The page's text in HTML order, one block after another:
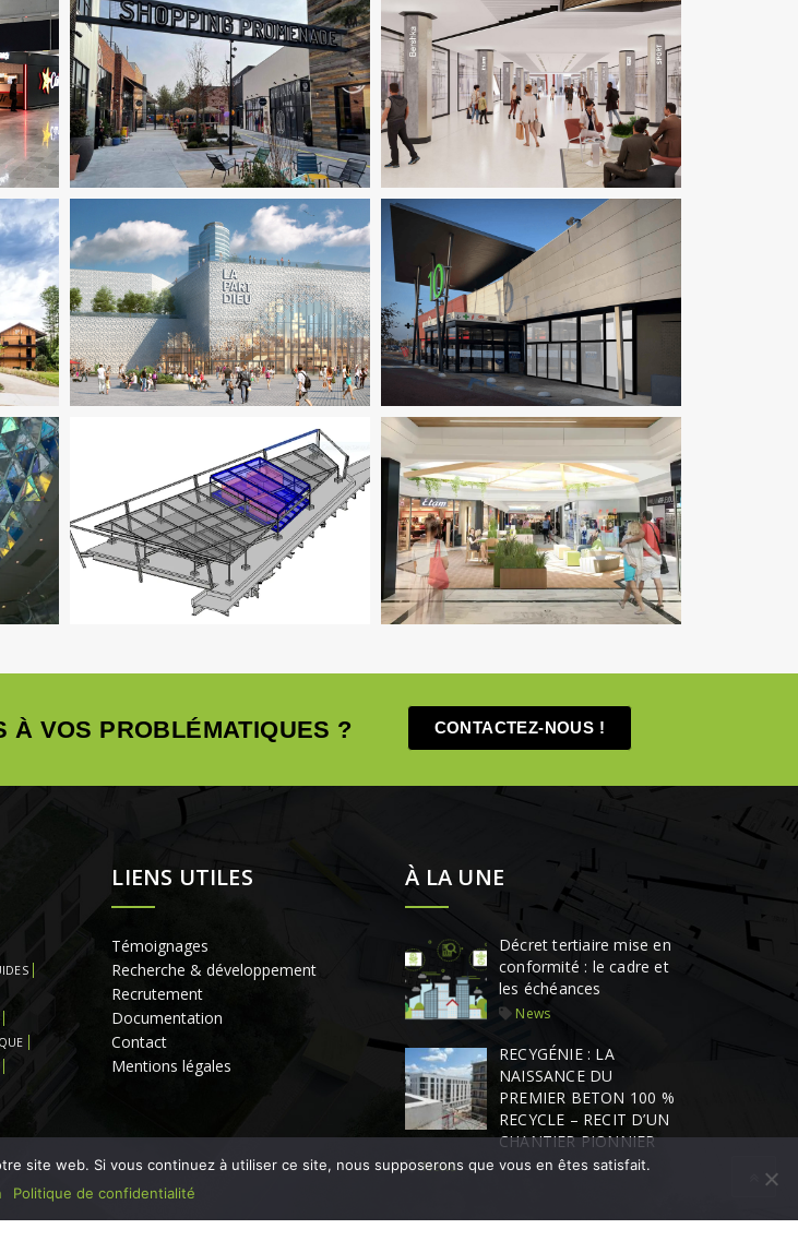
Fluides
Immobilier Commercial
Ingenierie TCE Structure VRD
Fluides
Immobilier Commercial
Ingenierie TCE Structure VRD
Amiante Immobilier Commercial
Ingenierie TCE
Pilotage D'opération /
MOEX
Économie De La Construction
Fluides
Immobilier Commercial Pilotage
D'opération / MOEX Structure
Économie De La Construction Fluides
Immobilier Commercial Structure
Immobilier Commercial Ingenierie
TCE Pilotage D'opération / MOEX
À VOS PROBLÉMATIQUES ? CONTACTEZ-NOUS !
LIENS UTILES
Témoignages
Recherche & développement
Recrutement
Documentation
Contact
Mentions légales
À LA UNE
Décret tertiaire mise en
conformité : le cadre et
les échéances
News
RECYGÉNIE : LA
NAISSANCE DU
PREMIER BETON 100 %
RECYCLE – RECIT D’UN
CHANTIER PIONNIER
News
site web. Si vous continuez à utiliser ce site, nous supposerons que vous en êtes satisfait.
Politique de confidentialité